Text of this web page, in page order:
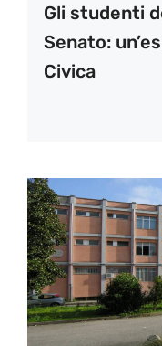
Gli studenti
Senato:
Civica